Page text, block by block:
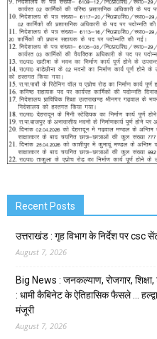
Recent Posts
उत्तराखंड : गृह विभाग के निर्देश पर csc
August 7, 2026
Big News : जनकल्याण, रोजगार,
: धामी कैबिनेट के ऐतिहासिक फैसले …
मंजूरी
August 7, 2026